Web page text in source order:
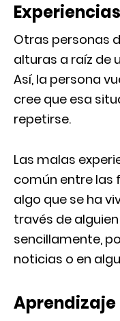
Otras personas
alturas a raíz de
Así, la persona
cree que esa
repetirse.
Las malas
común entre las
algo que se ha
través de
sencillamente,
noticias o en